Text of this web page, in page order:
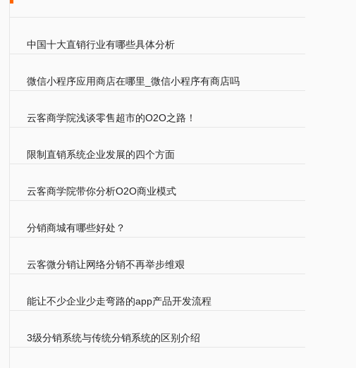
中国十大直销行业有哪些具体分析
微信小程序应用商店在哪里_微信小程序有商店吗
云客商学院浅谈零售超市的O2O之路！
限制直销系统企业发展的四个方面
云客商学院带你分析O2O商业模式
分销商城有哪些好处？
云客微分销让网络分销不再举步维艰
能让不少企业少走弯路的app产品开发流程
3级分销系统与传统分销系统的区别介绍